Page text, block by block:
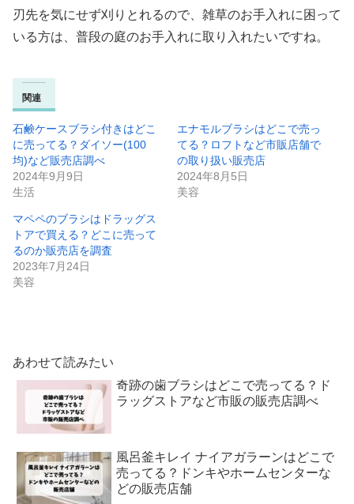
刃先を気にせず刈りとれるので、雑草のお手入れに困って
いる方は、普段の庭のお手入れに取り入れたいですね。
関連
石鹸ケースブラシ付きはどこ
に売ってる？ダイソー(100
均)など販売店調べ
2024年9月9日
生活
エナモルブラシはどこで売っ
てる？ロフトなど市販店舗で
の取り扱い販売店
2024年8月5日
美容
マペペのブラシはドラッグス
トアで買える？どこに売って
るのか販売店を調査
2023年7月24日
美容
あわせて読みたい
奇跡の歯ブラシはどこで売ってる？ド
ラッグストアなど市販の販売店調べ
風呂釜キレイ ナイアガラーンはどこで
売ってる？ドンキやホームセンターな
どの販売店舗